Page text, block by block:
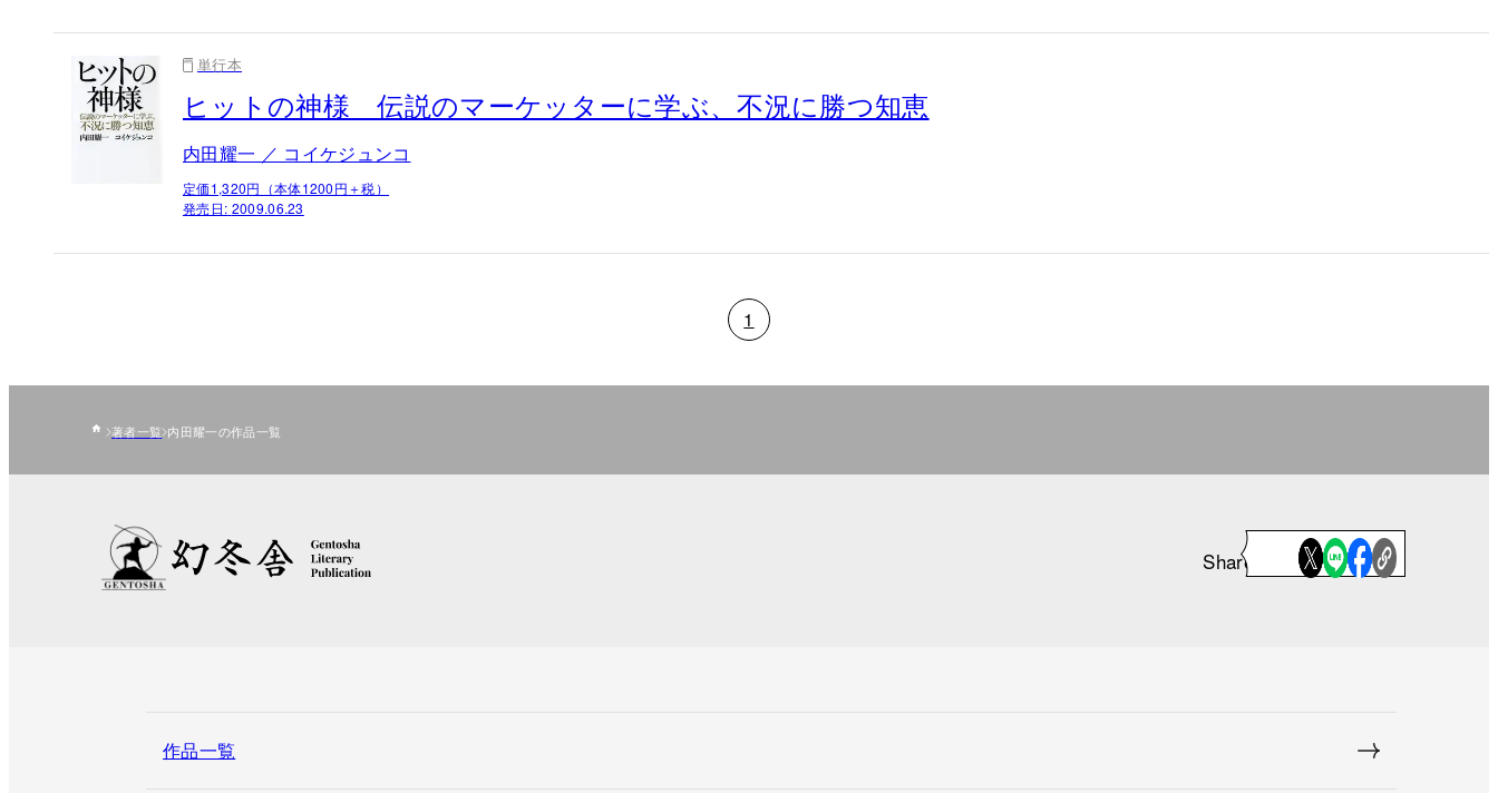
単行本
ヒットの神様 伝説のマーケッターに学ぶ、不況に勝つ知恵
内田耀一 ／ コイケジュンコ
定価1,320円（本体1200円＋税）
発売日: 2009.06.23
1
著者一覧 内田耀一の作品一覧
Share
作品一覧